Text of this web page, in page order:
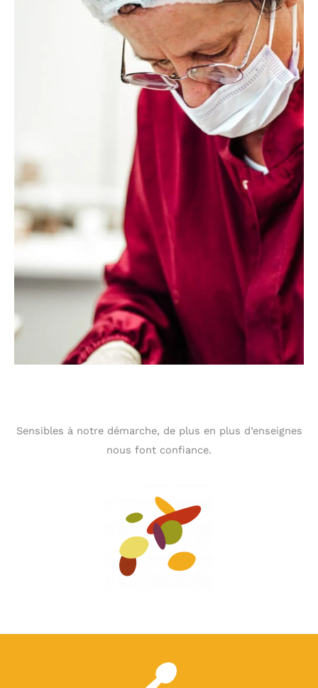
Sensibles à notre démarche, de plus en plus d’enseignes
nous font confiance.